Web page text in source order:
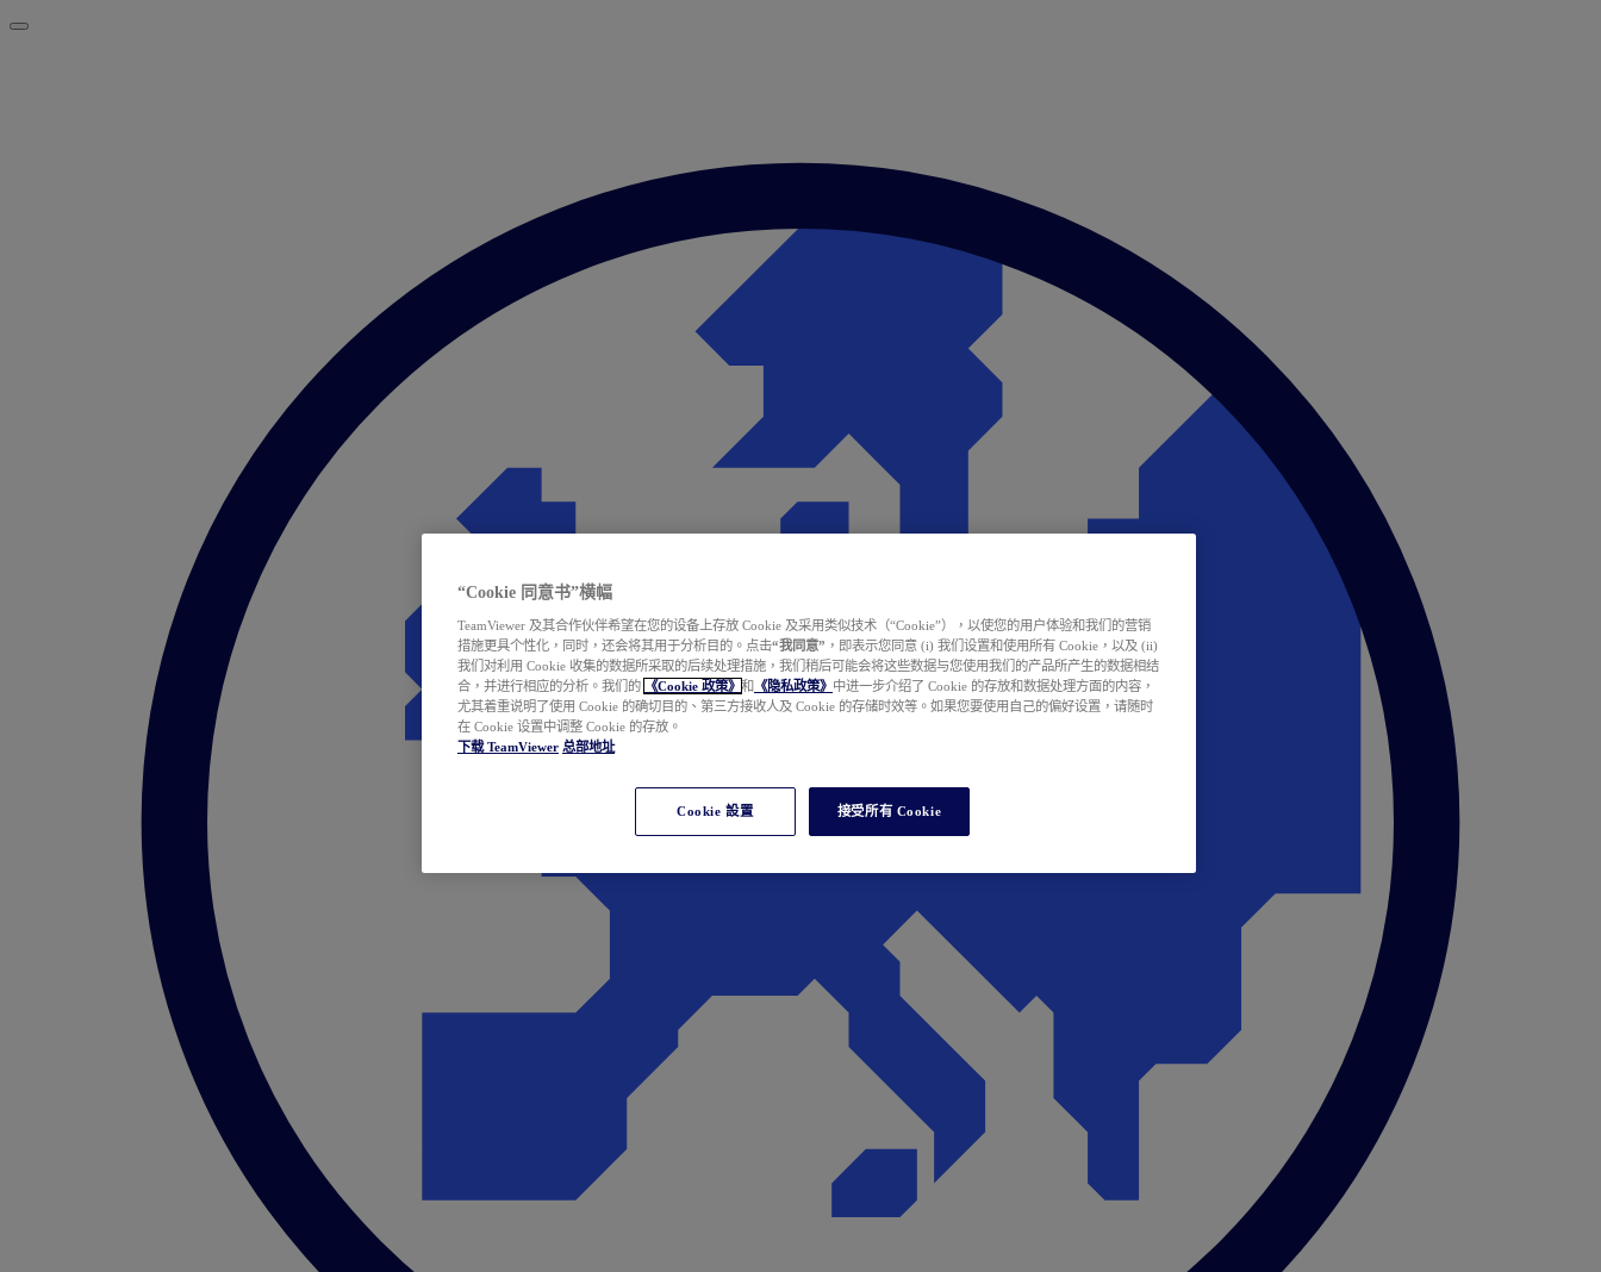
“Cookie 同意书”横幅
TeamViewer 及其合作伙伴希望在您的设备上存放 Cookie 及采用类似技术（“Cookie”），以使您的用户体验和我们的营销
措施更具个性化，同时，还会将其用于分析目的。点击“我同意” ，即表示您同意 (i) 我们设置和使用所有 Cookie，以及 (ii)
我们对利用 Cookie 收集的数据所采取的后续处理措施，我们稍后可能会将这些数据与您使用我们的产品所产生的数据相结
合，并进行相应的分析。我们的
《Cookie 政策》 和 《隐私政策》 中进一步介绍了 Cookie 的存放和数据处理方面的内容，
尤其着重说明了使用 Cookie 的确切目的、第三方接收人及 Cookie 的存储时效等。如果您要使用自己的偏好设置，请随时
在 Cookie 设置中调整 Cookie 的存放。
下载 TeamViewer 总部地址
Cookie 設置 接受所有 Cookie